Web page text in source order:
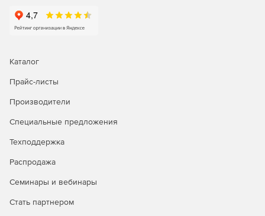
Каталог
Прайс-листы
Производители
Специальные предложения
Техподдержка
Распродажа
Семинары и вебинары
Стать партнером